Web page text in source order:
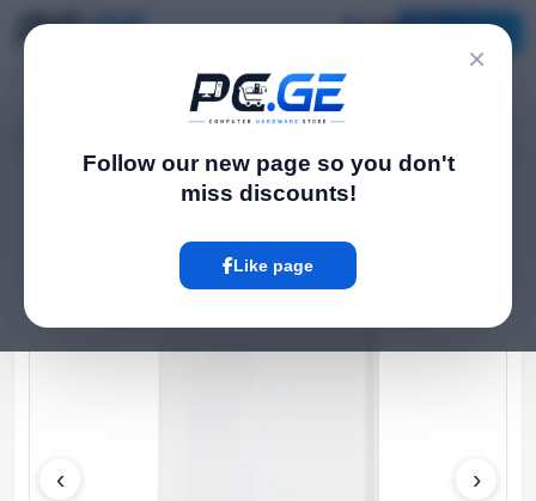
×
Follow our new page so you don't
miss discounts!
Like page
‹ ›